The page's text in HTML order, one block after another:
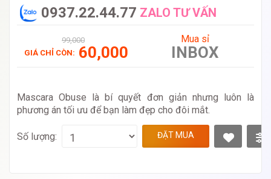
0937.22.44.77 ZALO TƯ VẤN
99,000
GIÁ CHỈ CÒN: 60,000
Mua sỉ
INBOX
Mascara Obuse là bí quyết đơn giản nhưng luôn là
phương án tối ưu để bạn làm đẹp cho đôi mắt.
Số lượng: ĐẶT MUA